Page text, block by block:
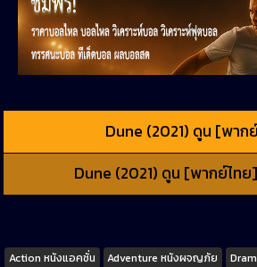
Dune (2021) ดูน [พาก
Dune (2021) ดูน [พากย์ไทย
Tags
Action หนังแอคชั่น Adventure หนังผจญภัย